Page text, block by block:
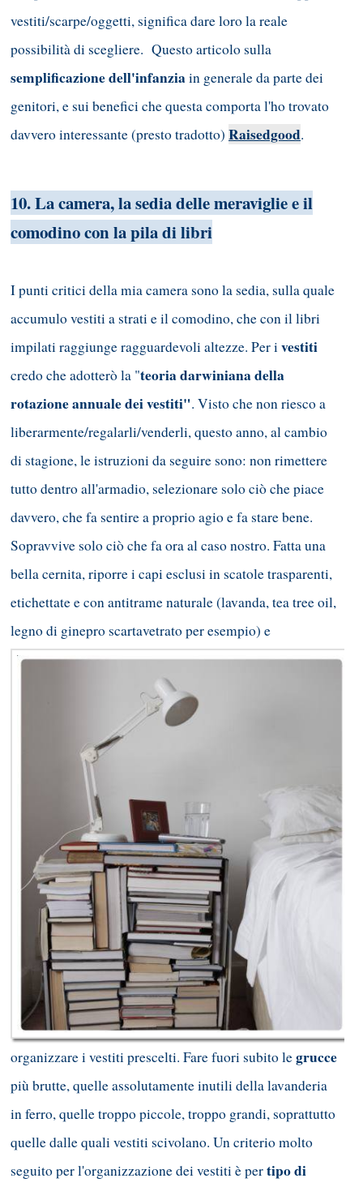
vestiti/scarpe/oggetti, significa dare loro la reale
possibilità di scegliere. Questo articolo sulla
semplificazione dell'infanziain generale da parte dei
genitori, e sui benefici che questa comporta l'ho trovato
davvero interessante (presto tradotto) Raisedgood.
10. La camera, la sedia delle meraviglie e il
comodino con la pila di libri
I punti critici della mia camera sono la sedia, sulla quale
accumulo vestiti a strati e il comodino, che con il libri
impilati raggiunge ragguardevoli altezze. Per ivestiti
credo che adotterò la "teoria darwiniana della
rotazione annuale dei vestiti". Visto che non riesco a
liberarmente/regalarli/venderli, questo anno, al cambio
di stagione, le istruzioni da seguire sono: non rimettere
tutto dentro all'armadio, selezionare solo ciò che piace
davvero, che fa sentire a proprio agio e fa stare bene.
Sopravvive solo ciò che fa ora al caso nostro. Fatta una
bella cernita, riporre i capi esclusi in scatole trasparenti,
etichettate e con antitrame naturale (lavanda, tea tree oil,
legno di ginepro scartavetrato per esempio) e
organizzare i vestiti prescelti. Fare fuori subito legrucce
più brutte, quelle assolutamente inutili della lavanderia
in ferro, quelle troppo piccole, troppo grandi, soprattutto
quelle dalle quali vestiti scivolano. Un criterio molto
seguito per l'organizzazione dei vestiti è pertipo di